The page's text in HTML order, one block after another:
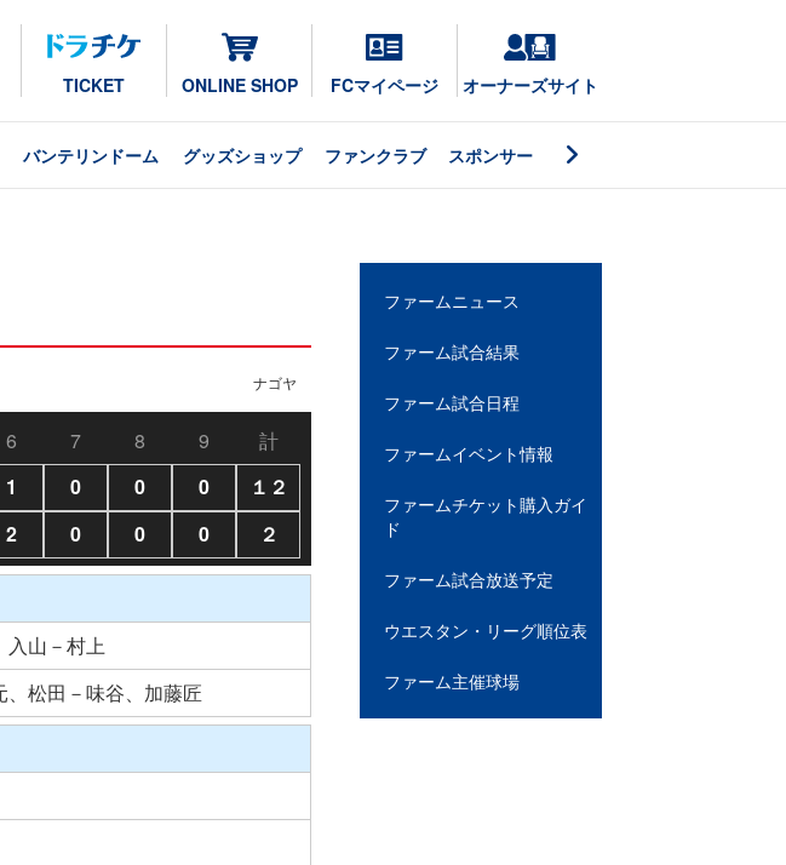
TICKET ONLINE SHOP FCマイページ オーナーズサイト
バンテリンドーム グッズショップ ファンクラブ スポンサー
ナゴヤ
6 7 8 9
計
1 0 0 0
１２
2 0 0 0 ２
入山－村上
松田－味谷、加藤匠
ファームニュース
ファーム試合結果
ファーム試合日程
ファームイベント情報
ファームチケット購入ガイ
ド
ファーム試合放送予定
ウエスタン・リーグ順位表
ファーム主催球場